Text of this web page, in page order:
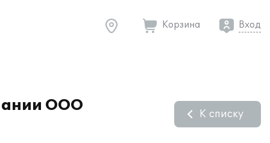
Корзина Вход
ООО К списку